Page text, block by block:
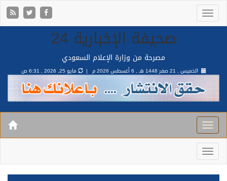
صحيفة الإخبارية 24
مصرحة من وزارة الإعلام السعودي
الخميس , 21 صفر 1448 هـ , 6 أغسطس 2026 م | مايو 25, 2026 , 6:31 ص